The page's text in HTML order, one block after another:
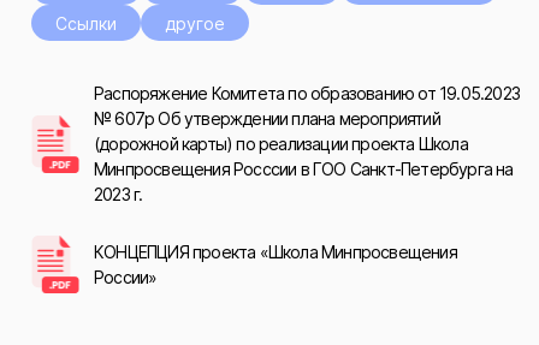
Ссылки
другое
Распоряжение Комитета по образованию от 19.05.2023
№ 607р Об утверждении плана мероприятий
(дорожной карты) по реализации проекта Школа
Минпросвещения Росссии в ГОО Санкт-Петербурга на
2023 г.
КОНЦЕПЦИЯ проекта «Школа Минпросвещения
России»